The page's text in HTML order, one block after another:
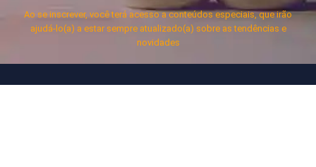
Ao se inscrever, você terá acesso a conteúdos especiais, que irão
ajudá-lo(a) a estar sempre atualizado(a) sobre as tendências e
novidades